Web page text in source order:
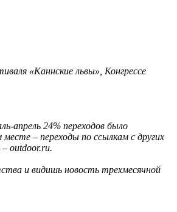
«Каннские львы», Конгрессе
апрель 24% переходов было
– переходы по ссылкам с других
outdoor.ru.
и видишь новость трехмесячной